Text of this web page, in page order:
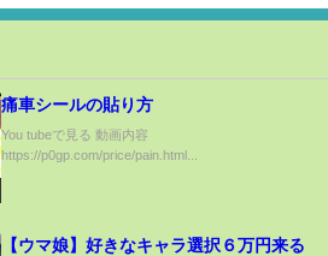
痛車シールの貼り方
You tubeで見る 動画内容
https://p0gp.com/price/pain.html...
【ウマ娘】好きなキャラ選択６万円来る